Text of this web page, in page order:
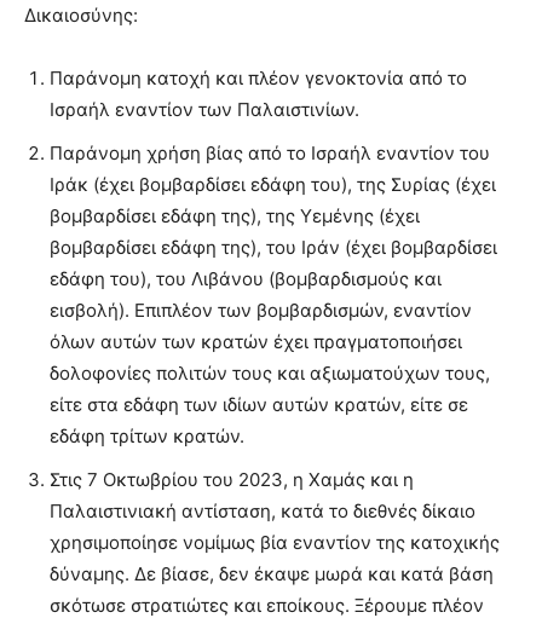
Δικαιοσύνης:
Παράνομη κατοχή και πλέον γενοκτονία από το
Ισραήλ εναντίον των Παλαιστινίων.
Παράνομη χρήση βίας από το Ισραήλ εναντίον του
Ιράκ (έχει βομβαρδίσει εδάφη του), της Συρίας (έχει
βομβαρδίσει εδάφη της), της Υεμένης (έχει
βομβαρδίσει εδάφη της), του Ιράν (έχει βομβαρδίσει
εδάφη του), του Λιβάνου (βομβαρδισμούς και
εισβολή). Επιπλέον των βομβαρδισμών, εναντίον
όλων αυτών των κρατών έχει πραγματοποιήσει
δολοφονίες πολιτών τους και αξιωματούχων τους,
είτε στα εδάφη των ιδίων αυτών κρατών, είτε σε
εδάφη τρίτων κρατών.
Στις 7 Οκτωβρίου του 2023, η Χαμάς και η
Παλαιστινιακή αντίσταση, κατά το διεθνές δίκαιο
χρησιμοποίησε νομίμως βία εναντίον της κατοχικής
δύναμης. Δε βίασε, δεν έκαψε μωρά και κατά βάση
σκότωσε στρατιώτες και εποίκους. Ξέρουμε πλέον